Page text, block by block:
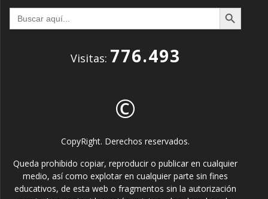
Buscar: Botón de búsqueda
Visitas: 776.493
©
CopyRight. Derechos reservados.
Queda prohibido copiar, reproducir o publicar en cualquier
medio, así como explotar en cualquier parte sin fines
educativos, de esta web o fragmentos sin la autorización